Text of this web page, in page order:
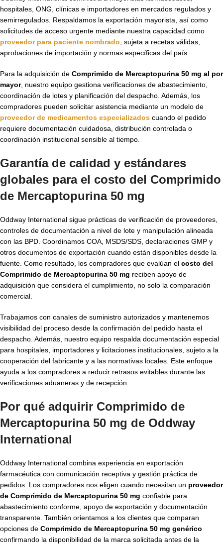
hospitales, ONG, clínicas e importadores en mercados regulados y
semirregulados. Respaldamos la exportación mayorista, así como
solicitudes de acceso urgente mediante nuestra capacidad como
proveedor para paciente nombrado , sujeta a recetas válidas,
aprobaciones de importación y normas específicas del país.
Para la adquisición de Comprimido de Mercaptopurina 50 mg al por
mayor, nuestro equipo gestiona verificaciones de abastecimiento,
coordinación de lotes y planificación del despacho. Además, los
compradores pueden solicitar asistencia mediante un modelo de
proveedor de medicamentos especializados cuando el pedido
requiere documentación cuidadosa, distribución controlada o
coordinación institucional sensible al tiempo.
Garantía de calidad y estándares
globales para el costo del Comprimido
de Mercaptopurina 50 mg
Oddway International sigue prácticas de verificación de proveedores,
controles de documentación a nivel de lote y manipulación alineada
con las BPD. Coordinamos COA, MSDS/SDS, declaraciones GMP y
otros documentos de exportación cuando están disponibles desde la
fuente. Como resultado, los compradores que evalúan el costo del
Comprimido de Mercaptopurina 50 mg reciben apoyo de
adquisición que considera el cumplimiento, no solo la comparación
comercial.
Trabajamos con canales de suministro autorizados y mantenemos
visibilidad del proceso desde la confirmación del pedido hasta el
despacho. Además, nuestro equipo respalda documentación especial
para hospitales, importadores y licitaciones institucionales, sujeto a la
cooperación del fabricante y a las normativas locales. Este enfoque
ayuda a los compradores a reducir retrasos evitables durante las
verificaciones aduaneras y de recepción.
Por qué adquirir Comprimido de
Mercaptopurina 50 mg de Oddway
International
Oddway International combina experiencia en exportación
farmacéutica con comunicación receptiva y gestión práctica de
pedidos. Los compradores nos eligen cuando necesitan un proveedor
de Comprimido de Mercaptopurina 50 mg confiable para
abastecimiento conforme, apoyo de exportación y documentación
transparente. También orientamos a los clientes que comparan
opciones de Comprimido de Mercaptopurina 50 mg genérico
confirmando la disponibilidad de la marca solicitada antes de la